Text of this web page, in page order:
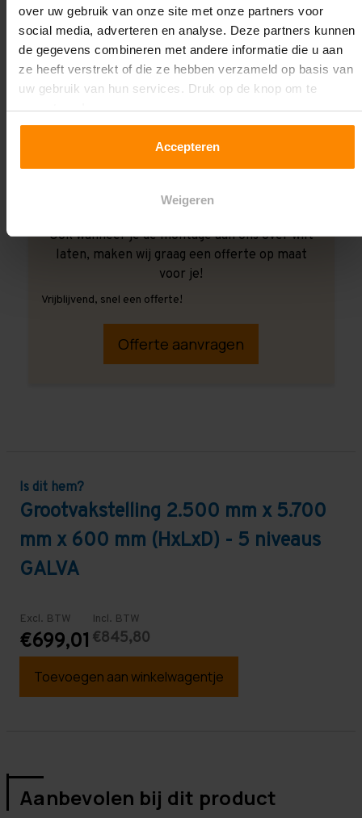
over uw gebruik van onze site met onze partners voor
social media, adverteren en analyse. Deze partners kunnen
de gegevens combineren met andere informatie die u aan
ze heeft verstrekt of die ze hebben verzameld op basis van
uw gebruik van hun services. Druk op de knop om te
accepteren!
Accepteren
Weigeren
Ook wanneer je de montage aan ons over wilt
laten, maken wij graag een offerte op maat
voor je!
Vrijblijvend, snel een offerte!
Offerte aanvragen
Is dit hem?
Grootvakstelling 2.500 mm x 5.700
mm x 600 mm (HxLxD) - 5 niveaus
GALVA
Excl. BTW
€699,01
Incl. BTW
€845,80
Toevoegen aan winkelwagentje
Aanbevolen bij dit product